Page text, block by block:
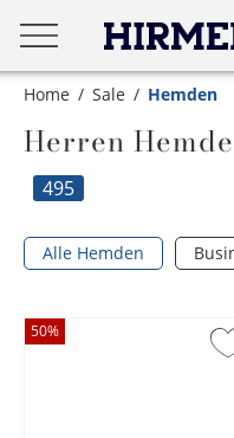
Home Sale Hemden
Herren
495
Alle Hemden
50%